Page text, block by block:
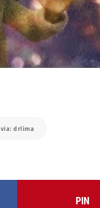
via: drlima
PIN